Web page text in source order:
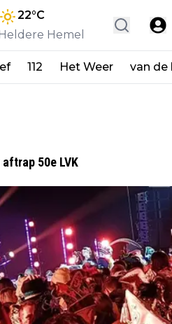
22°C
Hemel
112 Het Weer van de
50e LVK